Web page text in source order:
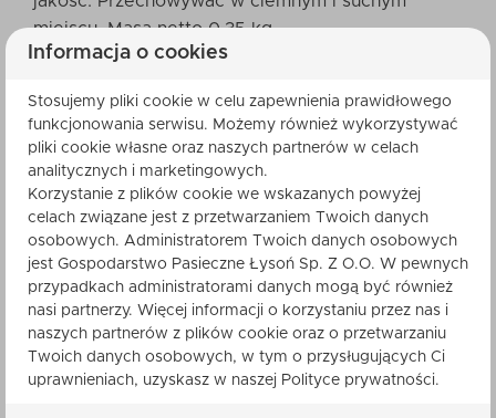
miejscu. Masa netto 0,35 kg.
Sposób przyrządzenia
Orzechy nerkowca z miodem to doskonały
dodatek do pierników, ciast, deserów, owsianki
oraz jako towarzysz kawy lub gorzkiej herbaty.
Doskonale komponują się z jogurtem lub
czekoladą, oferując wyjątkowe walory smakowe.
Informacje dla alergików
Produkt zawiera orzechy, które mogą wywoływać
reakcje alergiczne. Osoby z alergią na orzechy lub
Informacja o cookies
Stosujemy pliki cookie w celu zapewnienia prawidłowego
funkcjonowania serwisu. Możemy również wykorzystywać
pliki cookie własne oraz naszych partnerów w celach
analitycznych i marketingowych.
Korzystanie z plików cookie we wskazanych powyżej
celach związane jest z przetwarzaniem Twoich danych
osobowych. Administratorem Twoich danych osobowych
jest Gospodarstwo Pasieczne Łysoń Sp. Z O.O. W pewnych
przypadkach administratorami danych mogą być również
nasi partnerzy. Więcej informacji o korzystaniu przez nas i
naszych partnerów z plików cookie oraz o przetwarzaniu
Twoich danych osobowych, w tym o przysługujących Ci
uprawnieniach, uzyskasz w naszej Polityce prywatności.